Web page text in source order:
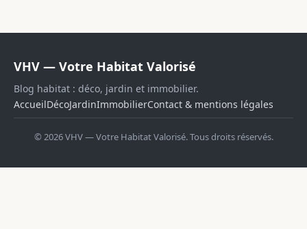
VHV — Votre Habitat Valorisé
Blog habitat : déco, jardin et immobilier.
AccueilDécoJardinImmobilierContact & mentions légales
© 2026 VHV — Votre Habitat Valorisé. Tous droits réservés.